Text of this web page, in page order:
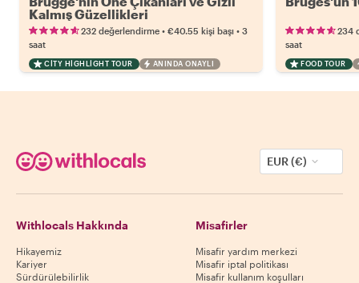
Kalmış Güzellikleri
232 değerlendirme • €40.55 kişi başı • 3
saat
CITY HIGHLIGHT TOUR ANINDA ONAYLI
234
saat
FOOD TOUR
EUR (€)
Withlocals Hakkında
Hikayemiz
Kariyer
Sürdürülebilirlik
Misafirler
Misafir yardım merkezi
Misafir iptal politikası
Misafir kullanım koşulları